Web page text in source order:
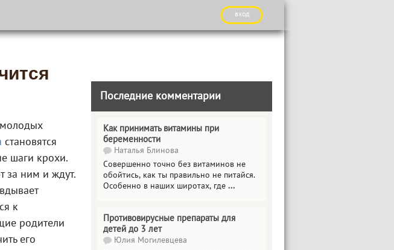
вход
становятся
шаги крохи.
за ним и ждут.
к
родители
его
Последние комментарии
Как принимать витамины при
беременности
Наталья Блинова
Совершенно точно без витаминов не
обойтись, как ты правильно не питайся.
Особенно в наших широтах, где ...
Противовирусные препараты для
детей до 3 лет
Юлия Могилевцева